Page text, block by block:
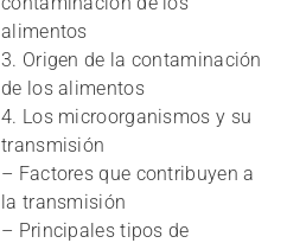
alimentos
3. Origen de la contaminación
de los alimentos
4. Los microorganismos y su
transmisión
– Factores que contribuyen a
la transmisión
– Principales tipos de